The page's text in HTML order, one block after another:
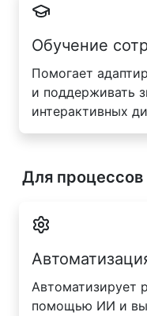
Обучение
Помогает
и поддерживать
интерактивных
Для процессов
Автоматизирует
помощью ИИ и